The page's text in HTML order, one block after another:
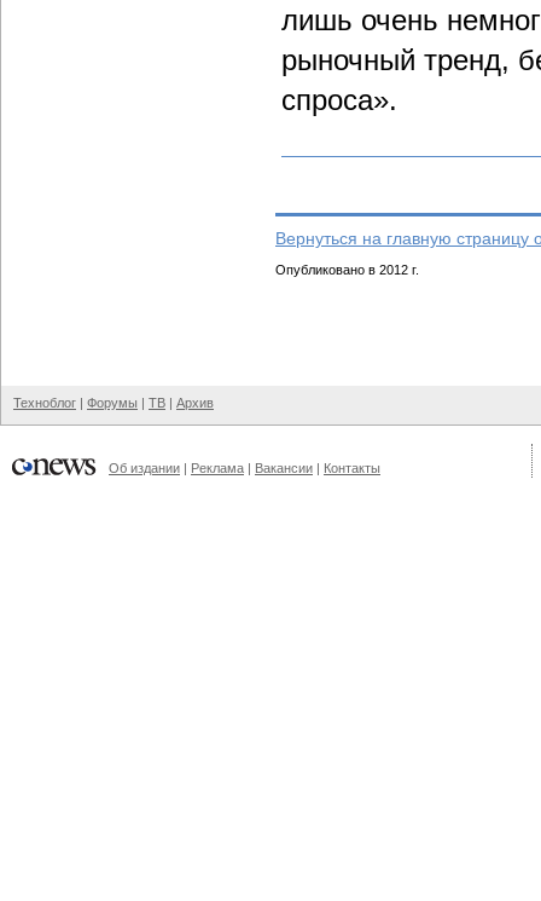
лишь очень
рыночный тренд,
спроса».
Вернуться на главную страницу
Опубликовано в 2012 г.
Техноблог | Форумы | ТВ | Архив
Об издании | Реклама | Вакансии | Контакты